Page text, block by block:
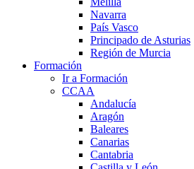
Navarra
País Vasco
Principado de Asturias
Región de Murcia
Formación
Ir a Formación
CCAA
Andalucía
Aragón
Baleares
Canarias
Cantabria